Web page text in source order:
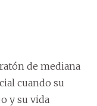
de mediana
cuando su
y su vida